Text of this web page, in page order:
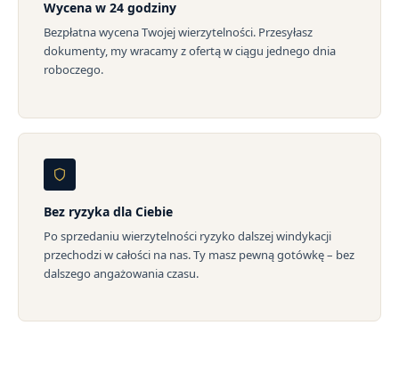
Wycena w 24 godziny
Bezpłatna wycena Twojej wierzytelności. Przesyłasz
dokumenty, my wracamy z ofertą w ciągu jednego dnia
roboczego.
Bez ryzyka dla Ciebie
Po sprzedaniu wierzytelności ryzyko dalszej windykacji
przechodzi w całości na nas. Ty masz pewną gotówkę – bez
dalszego angażowania czasu.